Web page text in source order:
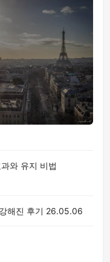
와 유지 비법
해진 후기 26.05.06